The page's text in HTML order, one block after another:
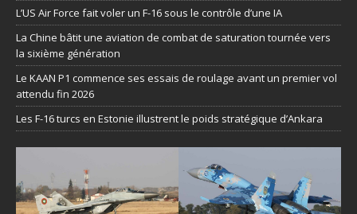
L’US Air Force fait voler un F-16 sous le contrôle d’une IA
La Chine bâtit une aviation de combat de saturation tournée vers
la sixième génération
Le KAAN P1 commence ses essais de roulage avant un premier vol
attendu fin 2026
Les F-16 turcs en Estonie illustrent le poids stratégique d’Ankara